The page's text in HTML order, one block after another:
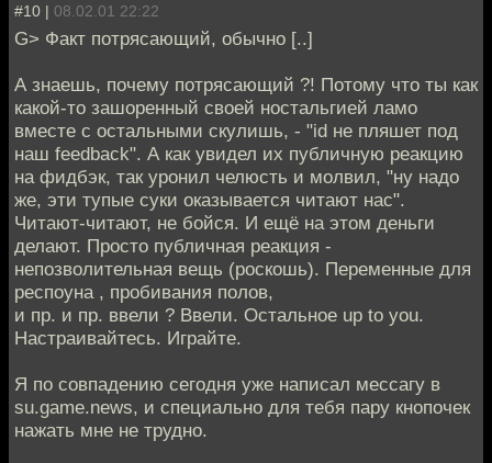
#10 | 08.02.01 22:22
G> Факт потрясающий, обычно [..]
А знаешь, почему потрясающий ?! Потому что ты как
какой-то зашоренный своей ностальгией ламо
вместе с остальными скулишь, - "id не пляшет под
наш feedback". А как увидел их публичную реакцию
на фидбэк, так уронил челюсть и молвил, "ну надо
же, эти тупые суки оказывается читают нас".
Читают-читают, не бойся. И ещё на этом деньги
делают. Просто публичная реакция -
непозволительная вещь (роскошь). Переменные для
респоуна , пробивания полов,
и пр. и пр. ввели ? Ввели. Остальное up to you.
Настраивайтесь. Играйте.
Я по совпадению сегодня уже написал мессагу в
su.game.news, и специально для тебя пару кнопочек
нажать мне не трудно.